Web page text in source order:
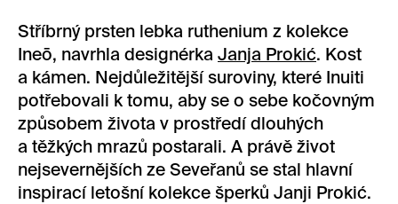
Stříbrný prsten lebka ruthenium z kolekce
Ineō, navrhla designérka Janja Prokić. Kost
a kámen. Nejdůležitější suroviny, které Inuiti
potřebovali k tomu, aby se o sebe kočovným
způsobem života v prostředí dlouhých
a těžkých mrazů postarali. A právě život
nejsevernějších ze Seveřanů se stal hlavní
inspirací letošní kolekce šperků Janji Prokić.